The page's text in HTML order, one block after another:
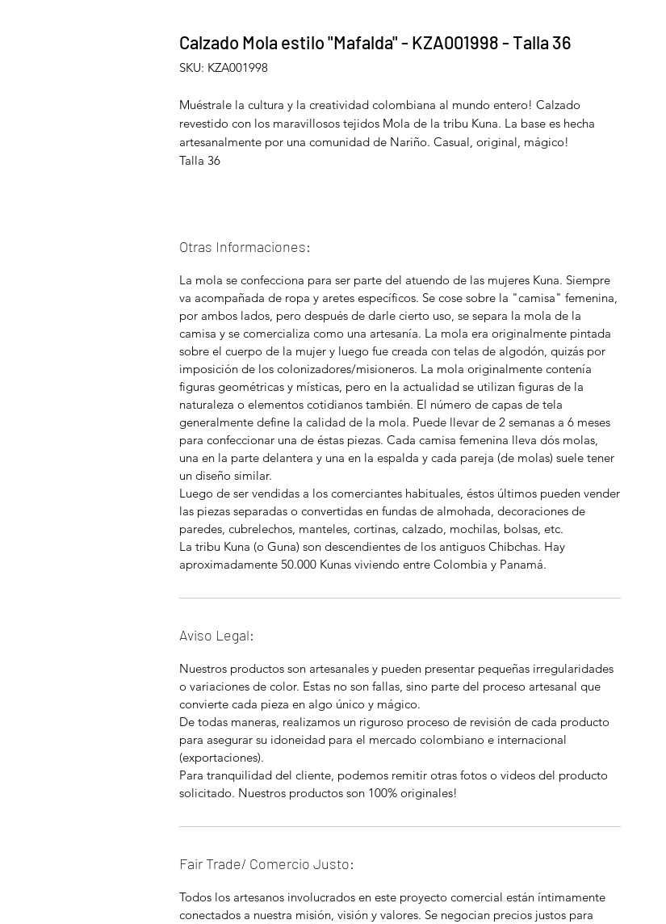
Calzado Mola estilo "Mafalda" - KZA001998 - Talla 36
SKU: KZA001998
Muéstrale la cultura y la creatividad colombiana al mundo entero! Calzado
revestido con los maravillosos tejidos Mola de la tribu Kuna. La base es hecha
artesanalmente por una comunidad de Nariño. Casual, original, mágico!
Talla 36
Otras Informaciones:
La mola se confecciona para ser parte del atuendo de las mujeres Kuna. Siempre
va acompañada de ropa y aretes específicos. Se cose sobre la "camisa" femenina,
por ambos lados, pero después de darle cierto uso, se separa la mola de la
camisa y se comercializa como una artesanía. La mola era originalmente pintada
sobre el cuerpo de la mujer y luego fue creada con telas de algodón, quizás por
imposición de los colonizadores/misioneros. La mola originalmente contenía
figuras geométricas y místicas, pero en la actualidad se utilizan figuras de la
naturaleza o elementos cotidianos también. El número de capas de tela
generalmente define la calidad de la mola. Puede llevar de 2 semanas a 6 meses
para confeccionar una de éstas piezas. Cada camisa femenina lleva dós molas,
una en la parte delantera y una en la espalda y cada pareja (de molas) suele tener
un diseño similar.
Luego de ser vendidas a los comerciantes habituales, éstos últimos pueden vender
las piezas separadas o convertidas en fundas de almohada, decoraciones de
paredes, cubrelechos, manteles, cortinas, calzado, mochilas, bolsas, etc.
La tribu Kuna (o Guna) son descendientes de los antiguos Chibchas. Hay
aproximadamente 50.000 Kunas viviendo entre Colombia y Panamá.
Aviso Legal:
Nuestros productos son artesanales y pueden presentar pequeñas irregularidades
o variaciones de color. Estas no son fallas, sino parte del proceso artesanal que
convierte cada pieza en algo único y mágico.
De todas maneras, realizamos un riguroso proceso de revisión de cada producto
para asegurar su idoneidad para el mercado colombiano e internacional
(exportaciones).
Para tranquilidad del cliente, podemos remitir otras fotos o videos del producto
solicitado. Nuestros productos son 100% originales!
Fair Trade/ Comercio Justo:
Todos los artesanos involucrados en este proyecto comercial están íntimamente
conectados a nuestra misión, visión y valores. Se negocian precios justos para